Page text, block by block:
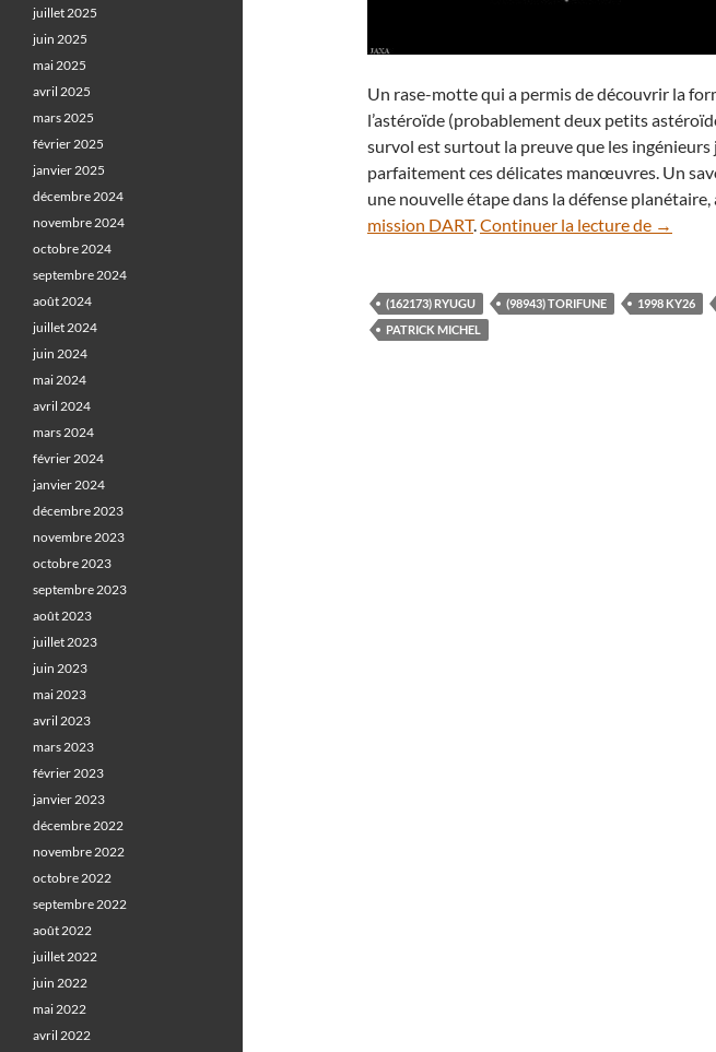
Un rase-motte qui a permis de découvrir la
l’astéroïde (probablement deux petits
survol est surtout la preuve que les
parfaitement ces délicates manœuvres. Un
une nouvelle étape dans la défense planétaire,
mission DART.Continuer la lecture de La
→
(162173) RYUGU (98943) TORIFUNE 1998 KY26
PATRICK MICHEL
juillet 2025
juin 2025
mai 2025
avril 2025
mars 2025
février 2025
janvier 2025
décembre 2024
novembre 2024
octobre 2024
septembre 2024
août 2024
juillet 2024
juin 2024
mai 2024
avril 2024
mars 2024
février 2024
janvier 2024
décembre 2023
novembre 2023
octobre 2023
septembre 2023
août 2023
juillet 2023
juin 2023
mai 2023
avril 2023
mars 2023
février 2023
janvier 2023
décembre 2022
novembre 2022
octobre 2022
septembre 2022
août 2022
juillet 2022
juin 2022
mai 2022
avril 2022